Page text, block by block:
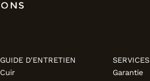
GUIDE D'ENTRETIEN
Cuir
SERVICES
Garantie